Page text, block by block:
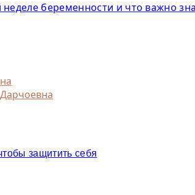
беременности и что важно
защитить себя